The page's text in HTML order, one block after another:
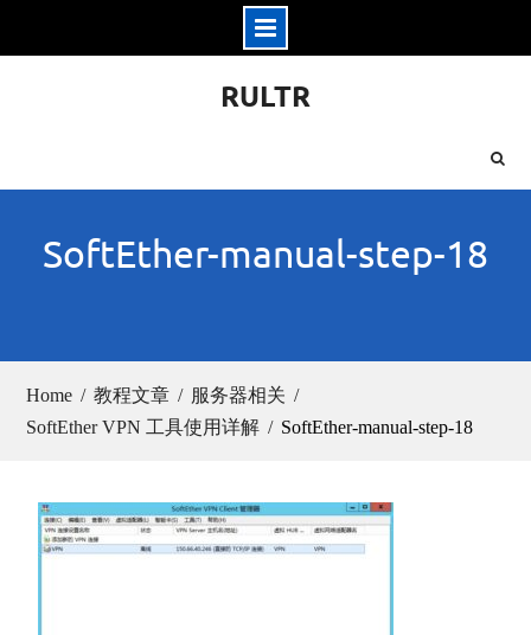
RULTR
SoftEther-manual-step-18
Home 教程文章
服务器相关
SoftEther VPN 工具使用详解
SoftEther-manual-step-18